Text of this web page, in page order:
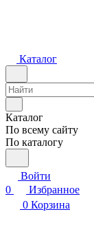
Каталог
Каталог
По всему сайту
По каталогу
Войти
0
Избранное
0 Корзина